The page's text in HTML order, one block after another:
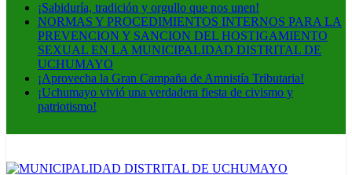
¡Sabiduría, tradición y orgullo que nos unen!
NORMAS Y PROCEDIMIENTOS INTERNOS PARA LA
PREVENCION Y SANCION DEL HOSTIGAMIENTO
SEXUAL EN LA MUNICIPALIDAD DISTRITAL DE
UCHUMAYO
¡Aprovecha la Gran Campaña de Amnistía Tributaria!
¡Uchumayo vivió una verdadera fiesta de civismo y
patriotismo!